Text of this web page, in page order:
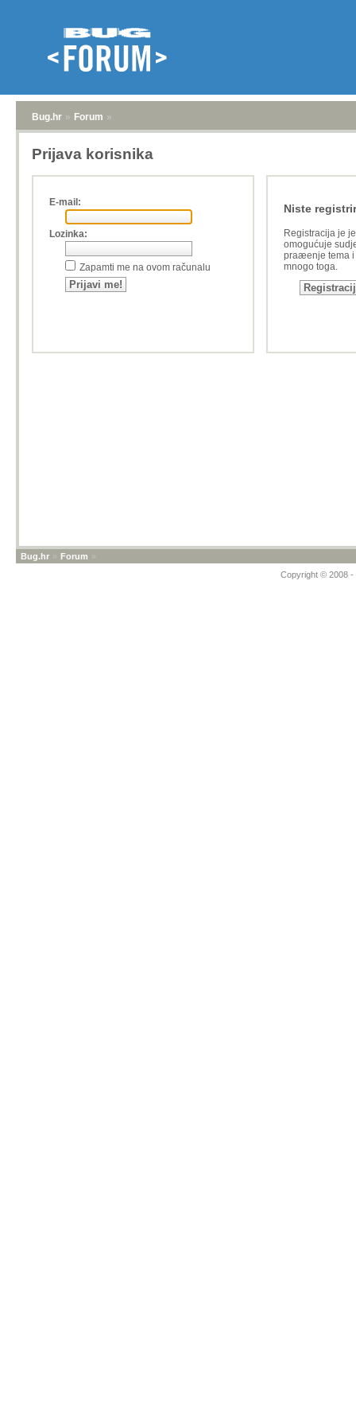
Bug.hr » Forum »
Prijava korisnika
E-mail:
Lozinka:
Zapamti me na ovom računalu
Niste
Registracija je
omogućuje
praæenje tema i
mnogo toga.
Bug.hr » Forum »
Copyright © 2008 -